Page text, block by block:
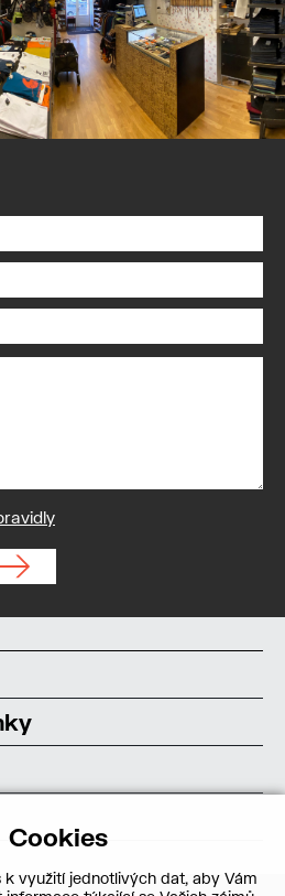
Cookies
k využití jednotlivých dat, aby Vám